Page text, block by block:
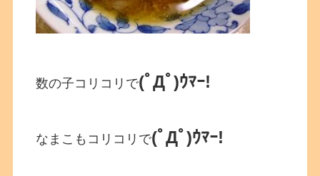
数の子コリコリで(ﾟДﾟ)ｳﾏｰ!
なまこもコリコリで(ﾟДﾟ)ｳﾏｰ!